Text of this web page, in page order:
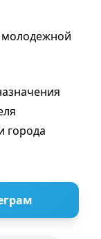
молодежной
города